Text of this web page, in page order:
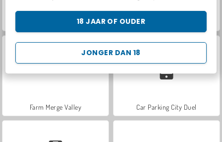
JONGER DAN 18
18 JAAR OF OUDER
Hidden Object: Street of Secrets World War 2 Shooter
Farm Merge Valley Car Parking City Duel